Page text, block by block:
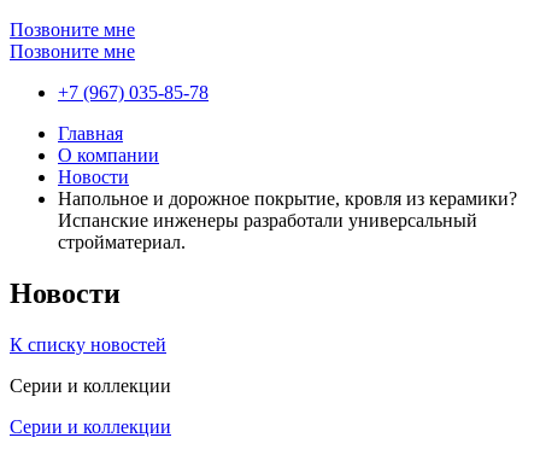
Позвоните мне
Позвоните мне
+7 (967) 035-85-78
Главная
О компании
Новости
Напольное и дорожное покрытие, кровля из керамики?
Испанские инженеры разработали универсальный
стройматериал.
Новости
К списку новостей
Серии и коллекции
Серии и коллекции